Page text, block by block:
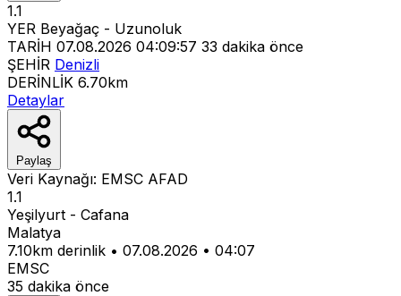
1.1
YER Beyağaç - Uzunoluk
TARİH 07.08.2026 04:09:57 33 dakika önce
ŞEHİR Denizli
DERİNLİK 6.70km
Detaylar
Paylaş
Veri Kaynağı: EMSC AFAD
1.1
Yeşilyurt - Cafana
Malatya
7.10km derinlik • 07.08.2026 • 04:07
EMSC
35 dakika önce